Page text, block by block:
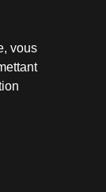
vous
Limited